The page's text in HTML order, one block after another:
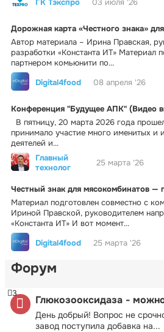
ГК Тэкспро 03 июля '26
Дорожная карта «Честного знака»
Автор материала – Ирина Правская,
разработки «Константа ИТ» Материал
партнером комьюнити по...
Digital4food
08 апреля '26
Конференция "Будущее АПК" (Видео
В пятницу, 20 марта 2026 года
принимало участие много именитых и
деятелей и...
Главный
технолог
25 марта '26
Честный знак для мясокомбинатов —
Материал подготовлен совместно с
Ириной Правской, руководителем
«Константа ИТ» И вот момент...
Digital4food
25 марта '26
Форум
Глюкозооксидаза -
День добрый! Вопрос не
завод поступила добавка на...
3